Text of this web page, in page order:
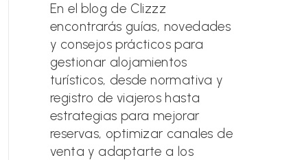
En el blog de Clizzz
encontrarás guías, novedades
y consejos prácticos para
gestionar alojamientos
turísticos, desde normativa y
registro de viajeros hasta
estrategias para mejorar
reservas, optimizar canales de
venta y adaptarte a los